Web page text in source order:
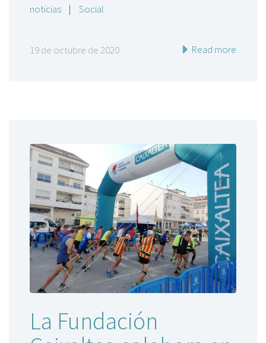
noticias | Social
19 de octubre de 2020 Read more
La Fundación